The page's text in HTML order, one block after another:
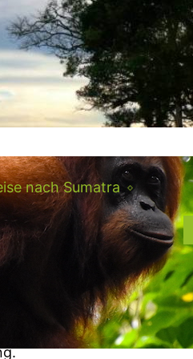
Trekking, Regenwald-
Abenteuer-Herz
mit uns.
nach Sumatra
von
ausgiebig
hier absolute